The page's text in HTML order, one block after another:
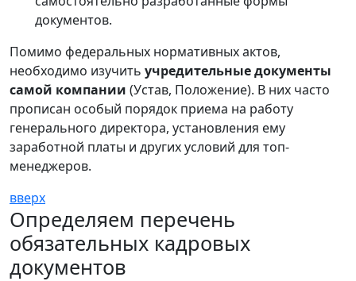
документов.
Помимо федеральных нормативных актов,
необходимо изучить учредительные документы
самой компании (Устав, Положение). В них часто
прописан особый порядок приема на работу
генерального директора, установления ему
заработной платы и других условий для топ-
менеджеров.
вверх
Определяем перечень
обязательных кадровых
документов